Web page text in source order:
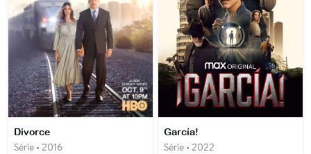
Divorce
Série • 2016
García!
Série • 2022